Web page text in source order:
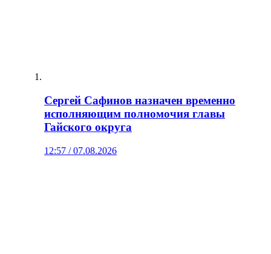
Сергей Сафинов назначен временно
исполняющим полномочия главы
Гайского округа
12:57 / 07.08.2026